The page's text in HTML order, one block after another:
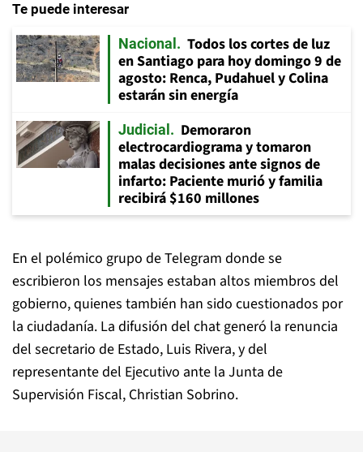
Te puede interesar
Nacional
Todos los cortes de luz
en Santiago para hoy domingo 9 de
agosto: Renca, Pudahuel y Colina
estarán sin energía
Judicial
Demoraron
electrocardiograma y tomaron
malas decisiones ante signos de
infarto: Paciente murió y familia
recibirá $160 millones
En el polémico grupo de Telegram donde se
escribieron los mensajes estaban altos miembros del
gobierno, quienes también han sido cuestionados por
la ciudadanía. La difusión del chat generó la renuncia
del secretario de Estado, Luis Rivera, y del
representante del Ejecutivo ante la Junta de
Supervisión Fiscal, Christian Sobrino.